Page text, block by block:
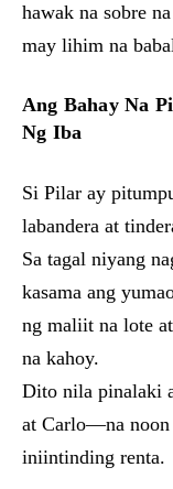
hawak na sobre
may lihim na
Ang Bahay Na
Ng Iba
Si Pilar ay
labandera at
Sa tagal niyang
kasama ang
ng maliit na lote
na kahoy.
Dito nila pinalaki
at Carlo—na noon
iniintinding renta.